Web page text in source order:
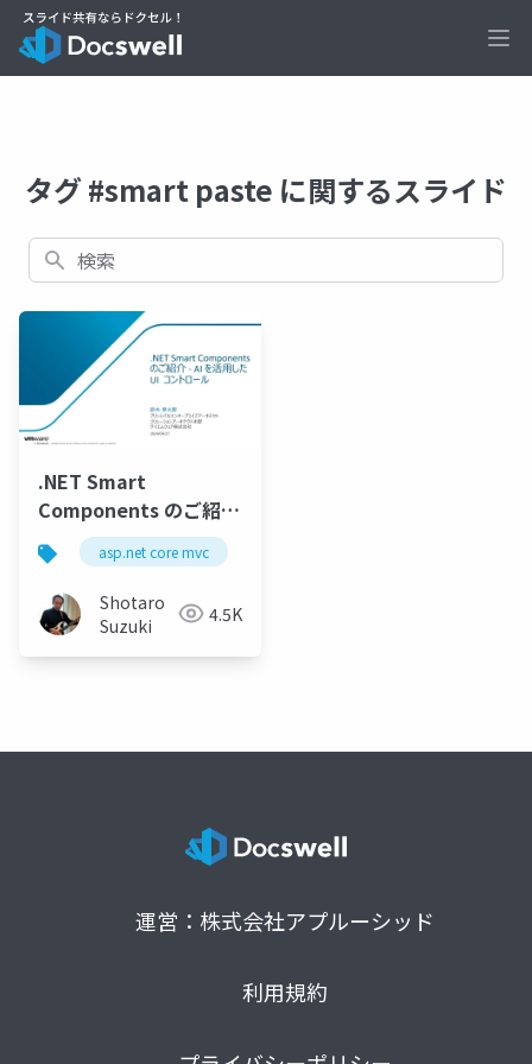
タグ #smart paste に関するスライド
検索
.NET Smart
Components のご紹介
- AI を活用した UI コン
トロール
asp.net core mvc
Shotaro
Suzuki
4.5K
運営：株式会社アプルーシッド
利用規約